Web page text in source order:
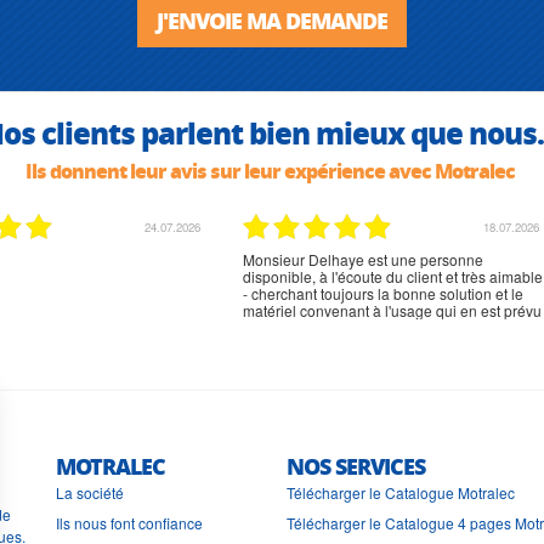
J'ENVOIE MA DEMANDE
clients parlent bien mieux que
Ils donnent leur avis sur leur expérience avec Motralec
02.07.2026 02.07.2026
rien à signaler, très content
MOTRALEC
La société
Ils nous font confiance
NOS SERVICES
Télécharger le Catalogue Motralec
Télécharger le Catalogue 4 pages